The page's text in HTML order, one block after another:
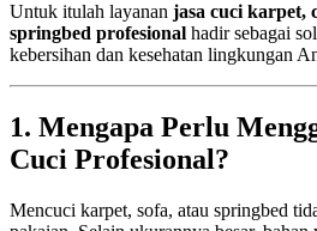
Untuk itulah layanan jasa cuci karpet,
springbed profesional hadir sebagai
kebersihan dan kesehatan lingkungan
1. Mengapa Perlu
Cuci Profesional?
Mencuci karpet, sofa, atau springbed